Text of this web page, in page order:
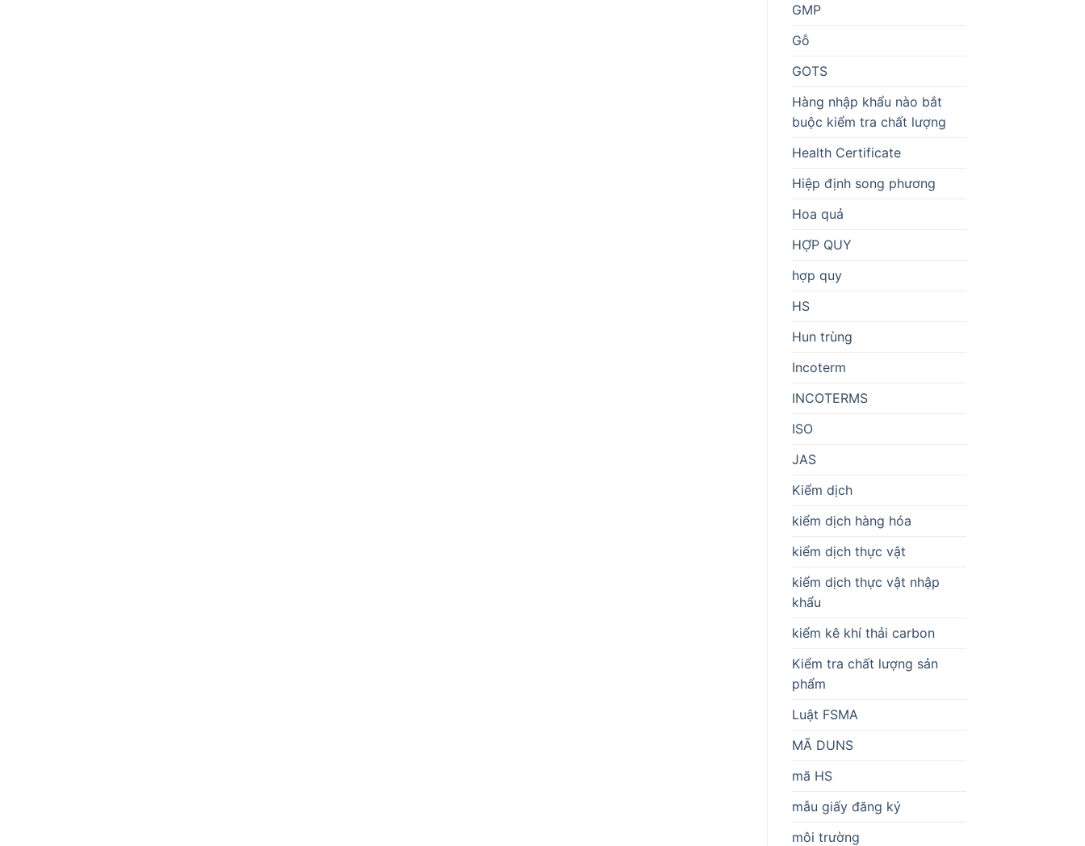
GMP
Gỗ
GOTS
Hàng nhập khẩu nào bắt
buộc kiểm tra chất lượng
Health Certificate
Hiệp định song phương
Hoa quả
HỢP QUY
hợp quy
HS
Hun trùng
Incoterm
INCOTERMS
ISO
JAS
Kiểm dịch
kiểm dịch hàng hóa
kiểm dịch thực vật
kiểm dịch thực vật nhập
khẩu
kiểm kê khí thải carbon
Kiểm tra chất lượng sản
phẩm
Luật FSMA
MÃ DUNS
mã HS
mẫu giấy đăng ký
môi trường